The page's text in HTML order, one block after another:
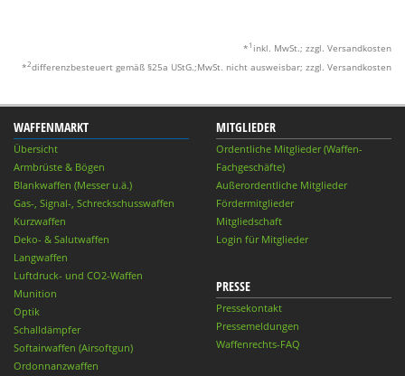
* 1 inkl. MwSt.; zzgl. Versandkosten
*2differenzbesteuert gemäß §25a UStG.;MwSt. nicht ausweisbar; zzgl. Versandkosten
WAFFENMARKT
Übersicht
Armbrüste & Bögen
Blankwaffen (Messer u.ä.)
Gas-, Signal-, Schreckschusswaffen
Kurzwaffen
Deko- & Salutwaffen
Langwaffen
Luftdruck- und CO2-Waffen
Munition
Optik
Schalldämpfer
Softairwaffen (Airsoftgun)
Ordonnanzwaffen
MITGLIEDER
Ordentliche Mitglieder (Waffen-
Fachgeschäfte)
Außerordentliche Mitglieder
Fördermitglieder
Mitgliedschaft
Login für Mitglieder
PRESSE
Pressekontakt
Pressemeldungen
Waffenrechts-FAQ